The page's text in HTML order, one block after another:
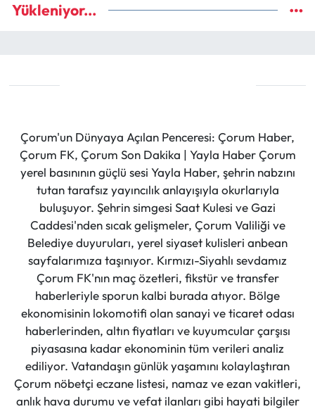
Yükleniyor...
Çorum'un Dünyaya Açılan Penceresi: Çorum Haber,
Çorum FK, Çorum Son Dakika | Yayla Haber Çorum
yerel basınının güçlü sesi Yayla Haber, şehrin nabzını
tutan tarafsız yayıncılık anlayışıyla okurlarıyla
buluşuyor. Şehrin simgesi Saat Kulesi ve Gazi
Caddesi'nden sıcak gelişmeler, Çorum Valiliği ve
Belediye duyuruları, yerel siyaset kulisleri anbean
sayfalarımıza taşınıyor. Kırmızı-Siyahlı sevdamız
Çorum FK'nın maç özetleri, fikstür ve transfer
haberleriyle sporun kalbi burada atıyor. Bölge
ekonomisinin lokomotifi olan sanayi ve ticaret odası
haberlerinden, altın fiyatları ve kuyumcular çarşısı
piyasasına kadar ekonominin tüm verileri analiz
ediliyor. Vatandaşın günlük yaşamını kolaylaştıran
Çorum nöbetçi eczane listesi, namaz ve ezan vakitleri,
anlık hava durumu ve vefat ilanları gibi hayati bilgiler